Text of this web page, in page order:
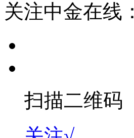
关注中金在线：
扫描二维码